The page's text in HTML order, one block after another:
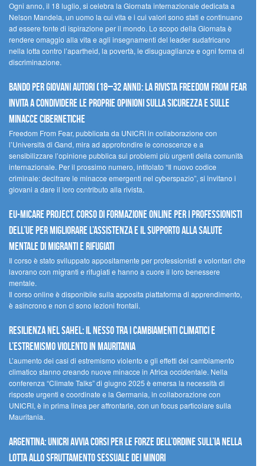
Ogni anno, il 18 luglio, si celebra la Giornata internazionale dedicata a
Nelson Mandela, un uomo la cui vita e i cui valori sono stati e continuano
ad essere fonte di ispirazione per il mondo. Lo scopo della Giornata è
rendere omaggio alla vita e agli insegnamenti del leader sudafricano
nella lotta contro l’apartheid, la povertà, le disuguaglianze e ogni forma di
discriminazione.
Bando per giovani autori (18–32 anni): la Rivista Freedom From Fear
invita a condividere le proprie opinioni sulla sicurezza e sulle
minacce cibernetiche
Freedom From Fear, pubblicata da UNICRI in collaborazione con
l’Università di Gand, mira ad approfondire le conoscenze e a
sensibilizzare l’opinione pubblica sui problemi più urgenti della comunità
internazionale. Per il prossimo numero, intitolato “Il nuovo codice
criminale: decifrare le minacce emergenti nel cyberspazio”, si invitano i
giovani a dare il loro contributo alla rivista.
EU-MiCare Project. Corso di formazione online per i professionisti
dell’UE per migliorare l’assistenza e il supporto alla salute
mentale di migranti e rifugiati
Il corso è stato sviluppato appositamente per professionisti e volontari che
lavorano con migranti e rifugiati e hanno a cuore il loro benessere
mentale.
Il corso online è disponibile sulla apposita piattaforma di apprendimento,
è asincrono e non ci sono lezioni frontali.
Resilienza nel Sahel: il nesso tra i cambiamenti climatici e
l’estremismo violento in Mauritania
L’aumento dei casi di estremismo violento e gli effetti del cambiamento
climatico stanno creando nuove minacce in Africa occidentale. Nella
conferenza “Climate Talks” di giugno 2025 è emersa la necessità di
risposte urgenti e coordinate e la Germania, in collaborazione con
UNICRI, è in prima linea per affrontarle, con un focus particolare sulla
Mauritania.
Argentina: UNICRI avvia corsi per le forze dell’ordine sull’IA nella
lotta allo sfruttamento sessuale dei minori